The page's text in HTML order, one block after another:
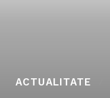
ACTUALITATE